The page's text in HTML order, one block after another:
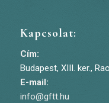
Kapcsolat:
Cím:
Budapest, XIII. ker.,
E-mail:
info@gftt.hu